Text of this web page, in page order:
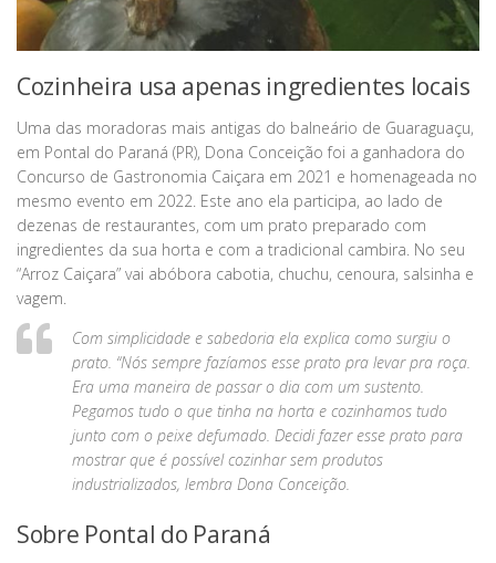
Cozinheira usa apenas ingredientes locais
Uma das moradoras mais antigas do balneário de Guaraguaçu,
em Pontal do Paraná (PR), Dona Conceição foi a ganhadora do
Concurso de Gastronomia Caiçara em 2021 e homenageada no
mesmo evento em 2022. Este ano ela participa, ao lado de
dezenas de restaurantes, com um prato preparado com
ingredientes da sua horta e com a tradicional cambira. No seu
“Arroz Caiçara” vai abóbora cabotia, chuchu, cenoura, salsinha e
vagem.
Com simplicidade e sabedoria ela explica como surgiu o
prato. “Nós sempre fazíamos esse prato pra levar pra roça.
Era uma maneira de passar o dia com um sustento.
Pegamos tudo o que tinha na horta e cozinhamos tudo
junto com o peixe defumado. Decidi fazer esse prato para
mostrar que é possível cozinhar sem produtos
industrializados, lembra Dona Conceição.
Sobre Pontal do Paraná